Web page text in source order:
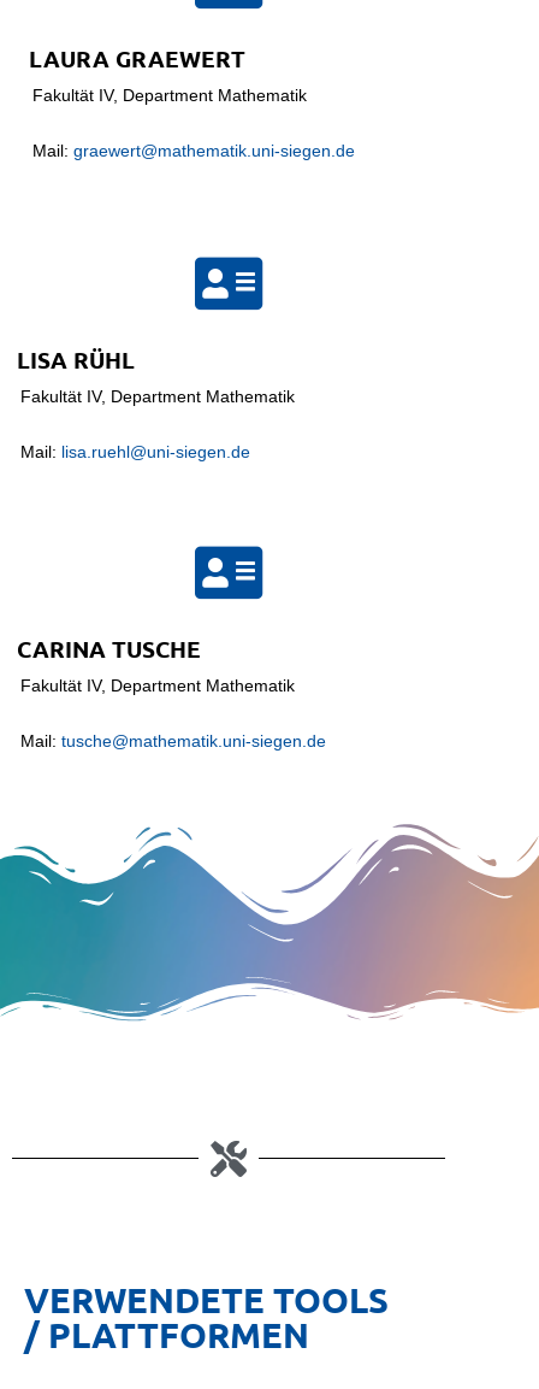
LAURA GRAEWERT
Fakultät IV, Department Mathematik
Mail: graewert@mathematik.uni-siegen.de
LISA RÜHL
Fakultät IV, Department Mathematik
Mail: lisa.ruehl@uni-siegen.de
CARINA TUSCHE
Fakultät IV, Department Mathematik
Mail: tusche@mathematik.uni-siegen.de
VERWENDETE TOOLS
/ PLATTFORMEN